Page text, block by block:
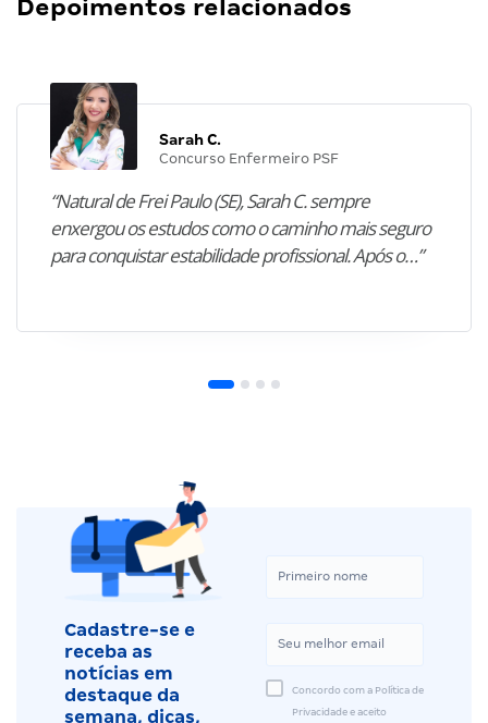
Depoimentos relacionados
Sarah C.
Concurso Enfermeiro PSF
“Natural de Frei Paulo (SE), Sarah C. sempre
enxergou os estudos como o caminho mais seguro
para conquistar estabilidade profissional. Após o…”
Cadastre-se e
receba as
notícias em
destaque da
semana, dicas,
Concordo com a Política de
Privacidade e aceito